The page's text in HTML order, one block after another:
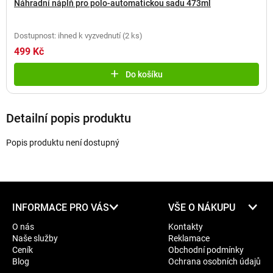
Náhradní náplň pro polo-automatickou sadu 473ml
Dostupnost: ihned k vyzvednutí (2 ks)
499 Kč
Do košíku
Detailní popis produktu
Popis produktu není dostupný
INFORMACE PRO VÁS
O nás
Naše služby
Ceník
Blog
VŠE O NÁKUPU
Kontakty
Reklamace
Obchodní podmínky
Ochrana osobních údajů